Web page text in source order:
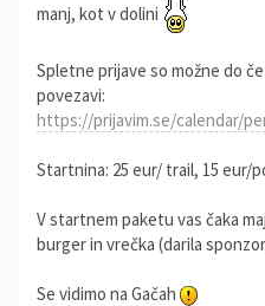
manj, kot v dolini
Spletne prijave so možne do
povezavi:
https://prijavim.se/calendar/
Startnina: 25 eur/ trail, 15 eur/
V startnem paketu vas čaka
burger in vrečka (darila
Se vidimo na Gačah